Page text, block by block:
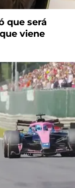
que será
viene